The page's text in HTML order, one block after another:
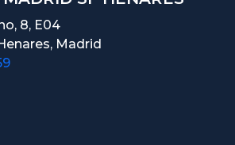
8, E04
Madrid